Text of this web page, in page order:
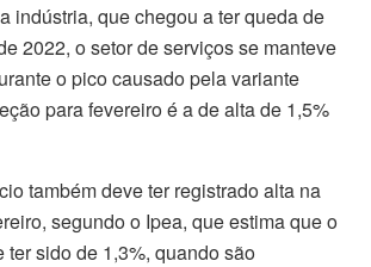
indústria, que chegou a ter queda de
2022, o setor de serviços se manteve
o pico causado pela variante
para fevereiro é a de alta de 1,5%
também deve ter registrado alta na
segundo o Ipea, que estima que o
ter sido de 1,3%, quando são